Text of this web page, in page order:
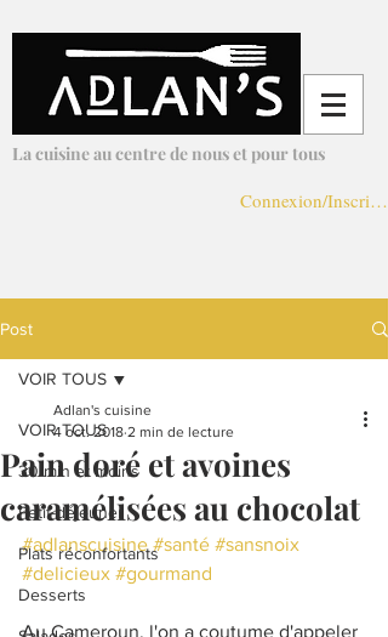
Adlans Cuisine
La cuisine au centre de nous et pour tous
Connexion/
Post
VOIR TOUS
30 min et moins
Petit-déjeuner
Plats réconfortants
Desserts
VOIR TOUS
Pain doré et avoines
caramélisées au chocolat
Adlan's cuisine
4 oct. 2018 2 min de lecture
#adlanscuisine #santé #sansnoix
#delicieux #gourmand
Au Cameroun, l'on a coutume d'appeler